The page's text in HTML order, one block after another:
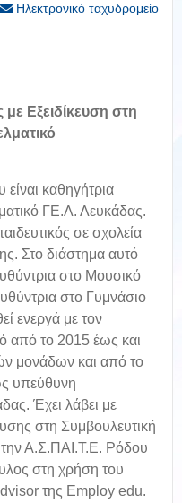
Ηλεκτρονικό ταχυδρομείο
Εξειδίκευση στη
καθηγήτρια
ΓΕ.Λ. Λευκάδας.
σε σχολεία
Στο διάστημα αυτό
στο Μουσικό
στο Γυμνάσιο
ενεργά με τον
από το 2015 έως και
μονάδων και από το
υπεύθυνη
Έχει λάβει με
στη Συμβουλευτική
Α.Σ.ΠΑΙ.Τ.Ε. Ρόδου
στη χρήση του
της Employ edu.